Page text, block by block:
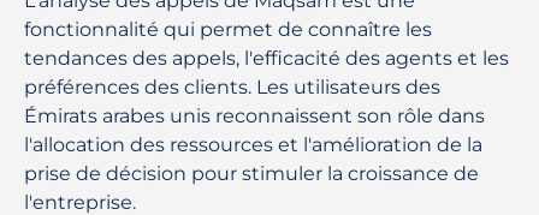
fonctionnalité qui permet de connaître les
tendances des appels, l'efficacité des agents et les
préférences des clients. Les utilisateurs des
Émirats arabes unis reconnaissent son rôle dans
l'allocation des ressources et l'amélioration de la
prise de décision pour stimuler la croissance de
l'entreprise.